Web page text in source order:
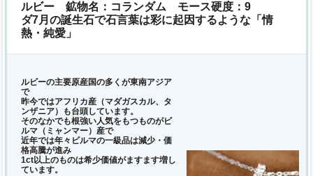
ルビー 鉱物名：コランダム モース硬度：9
ダ7月の誕生石で石言葉は彩に起因するような「情
熱・純愛」
ルビーの主要原産国の多くが東南アジア
で
昨今ではアフリカ産（マダガスカル、タ
ンザニア）も台頭しています。
そのなかでも根強い人気をもつものがビ
ルマ（ミャンマー）産で
近年では年々ビルマの一級品は減少・価
格高騰が進み
1ct以上のものは希少価値がますます増し
ています。